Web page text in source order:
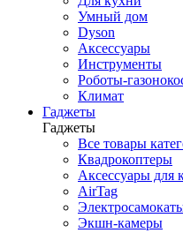
Умный дом
Dyson
Аксессуары
Инструменты
Роботы-
Климат
Гаджеты
Гаджеты
Все товары
Квадрокоптеры
Аксессуары для
AirTag
Экшн-камеры